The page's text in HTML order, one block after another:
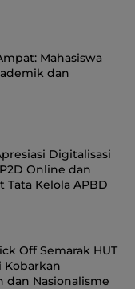
Mahasiswa
dan
Digitalisasi
Online dan
Tata Kelola APBD
Off Semarak HUT
Kobarkan
dan Nasionalisme